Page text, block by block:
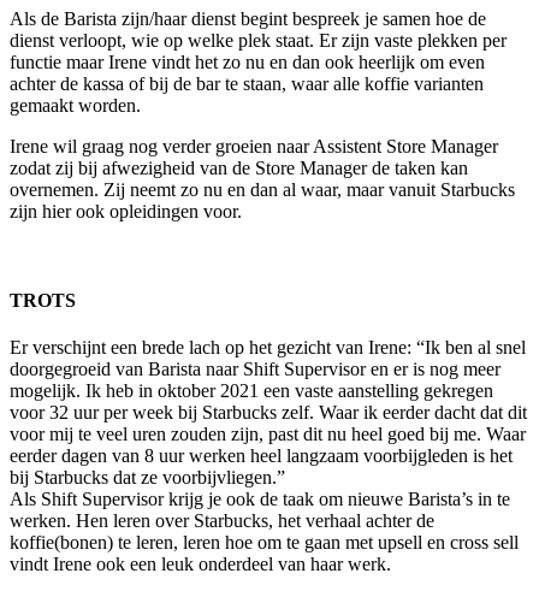
Als de Barista zijn/haar dienst begint bespreek je samen hoe de
dienst verloopt, wie op welke plek staat. Er zijn vaste plekken per
functie maar Irene vindt het zo nu en dan ook heerlijk om even
achter de kassa of bij de bar te staan, waar alle koffie varianten
gemaakt worden.
Irene wil graag nog verder groeien naar Assistent Store Manager
zodat zij bij afwezigheid van de Store Manager de taken kan
overnemen. Zij neemt zo nu en dan al waar, maar vanuit Starbucks
zijn hier ook opleidingen voor.
TROTS
Er verschijnt een brede lach op het gezicht van Irene: “Ik ben al snel
doorgegroeid van Barista naar Shift Supervisor en er is nog meer
mogelijk. Ik heb in oktober 2021 een vaste aanstelling gekregen
voor 32 uur per week bij Starbucks zelf. Waar ik eerder dacht dat dit
voor mij te veel uren zouden zijn, past dit nu heel goed bij me. Waar
eerder dagen van 8 uur werken heel langzaam voorbijgleden is het
bij Starbucks dat ze voorbijvliegen.”
Als Shift Supervisor krijg je ook de taak om nieuwe Barista’s in te
werken. Hen leren over Starbucks, het verhaal achter de
koffie(bonen) te leren, leren hoe om te gaan met upsell en cross sell
vindt Irene ook een leuk onderdeel van haar werk.